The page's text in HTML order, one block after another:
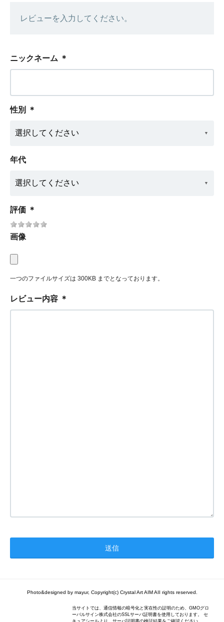
レビューを入力してください。
ニックネーム ＊
性別 ＊
年代
評価 ＊
画像
一つのファイルサイズは 300KB までとなっております。
レビュー内容 ＊
Photo&designed by mayur, Copyright(c) Crystal Art AIM AII rights reserved.
当サイトでは、通信情報の暗号化と実在性の証明のため、GMOグロ
ーバルサイン株式会社のSSLサーバ証明書を使用しております。 セ